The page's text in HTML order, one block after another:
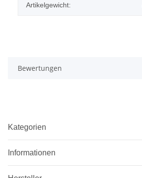
Artikelgewicht:
Bewertungen
Kategorien
Informationen